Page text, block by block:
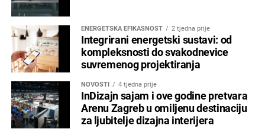
ENERGETSKA EFIKASNOST 2 tjedna prije
Integrirani energetski sustavi: od
kompleksnosti do svakodnevice
suvremenog projektiranja
NOVOSTI 4 tjedna prije
InDizajn sajam i ove godine pretvara
Arenu Zagreb u omiljenu destinaciju
za ljubitelje dizajna interijera